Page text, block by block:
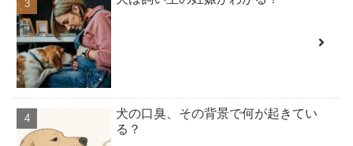
犬の口臭、その背景で何が起きてい
る？